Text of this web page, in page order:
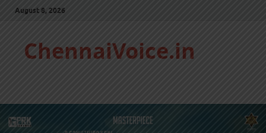
August 8, 2026
ChennaiVoice.in